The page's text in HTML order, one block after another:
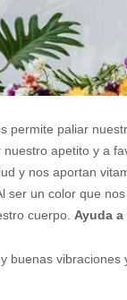
permite paliar
apetito y a
y nos aportan
ser un color que
cuerpo. Ayuda
buenas vibraciones